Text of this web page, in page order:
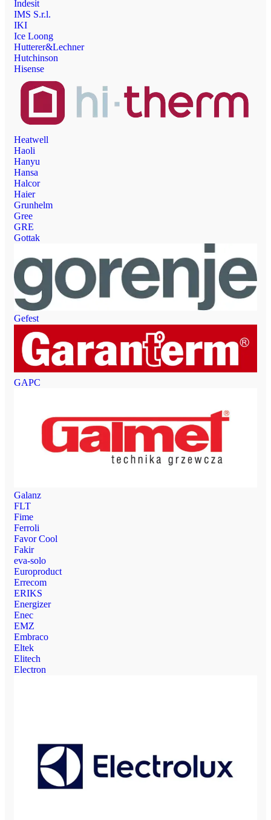
Indesit
IMS S.r.l.
IKI
Ice Loong
Hutterer&Lechner
Hutchinson
Hisense
Heatwell
Haoli
Hanyu
Hansa
Halcor
Haier
Grunhelm
Gree
GRE
Gottak
Gefest
GAPC
Galanz
FLT
Fime
Ferroli
Favor Cool
Fakir
eva-solo
Europroduct
Errecom
ERIKS
Energizer
Enec
EMZ
Embraco
Eltek
Elitech
Electron